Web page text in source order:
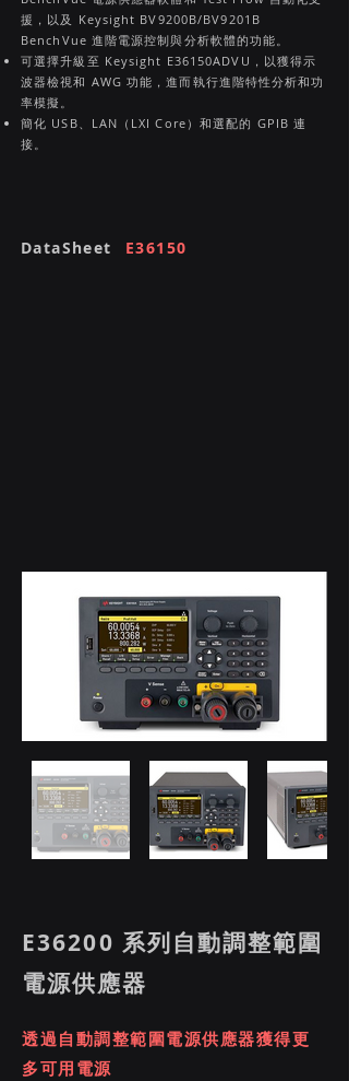
援，以及 Keysight BV9200B/BV9201B
BenchVue 進階電源控制與分析軟體的功能。
可選擇升級至 Keysight E36150ADVU，以獲得示
波器檢視和 AWG 功能，進而執行進階特性分析和功
率模擬。
簡化 USB、LAN（LXI Core）和選配的 GPIB 連
接。
DataSheet E36150
E36200 系列自動調整範圍
電源供應器
透過自動調整範圍電源供應器獲得更
多可用電源